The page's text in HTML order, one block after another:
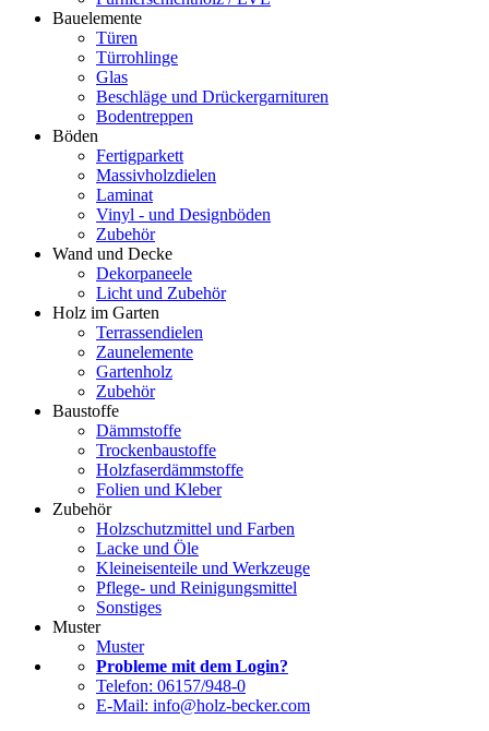
Bauelemente
Türen
Türrohlinge
Glas
Beschläge und Drückergarnituren
Bodentreppen
Böden
Fertigparkett
Massivholzdielen
Laminat
Vinyl - und Designböden
Zubehör
Wand und Decke
Dekorpaneele
Licht und Zubehör
Holz im Garten
Terrassendielen
Zaunelemente
Gartenholz
Zubehör
Baustoffe
Dämmstoffe
Trockenbaustoffe
Holzfaserdämmstoffe
Folien und Kleber
Zubehör
Holzschutzmittel und Farben
Lacke und Öle
Kleineisenteile und Werkzeuge
Pflege- und Reinigungsmittel
Sonstiges
Muster
Muster
Probleme mit dem Login?
Telefon: 06157/948-0
E-Mail: info@holz-becker.com